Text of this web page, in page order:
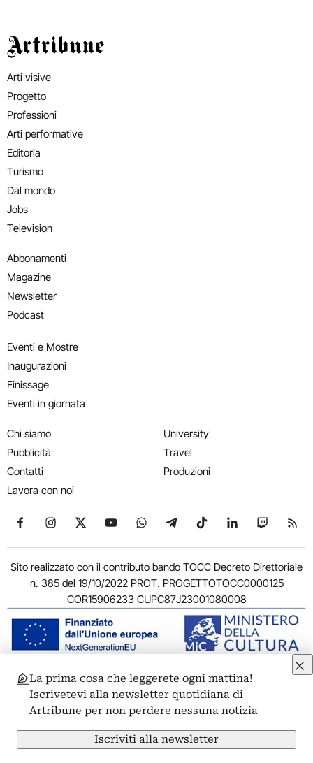
Artribune
Arti visive
Progetto
Professioni
Arti performative
Editoria
Turismo
Dal mondo
Jobs
Television
Abbonamenti
Magazine
Newsletter
Podcast
Eventi e Mostre
Inaugurazioni
Finissage
Eventi in giornata
Chi siamo
Pubblicità
Contatti
Lavora con noi
University
Travel
Produzioni
Seguici su Facebook
Seguici su Instagram
Seguici su X
Seguici su YouTube
Seguici su WhatsApp
Seguici su Telegram
Seguici su TikTok
Seguici su
Seguici
Sito realizzato con il contributo bando TOCC Decreto Direttoriale
n. 385 del 19/10/2022 PROT. PROGETTOTOCC0000125
COR15906233 CUPC87J23001080008
© 2011-2026 ARTRIBUNE srl – Corso Vittorio Emanuele II, 287 –
00186 Roma - P.I. 11381581005
Privacy: Responsabile della protezione dei dati personali
ARTRIBUNE srl – Corso Vittorio Emanuele II, 287 – 00186 Roma
Termini e condizioniPrivacy PolicyCookie PolicyCredits
La prima cosa che leggerete ogni mattina!
Iscrivetevi alla newsletter quotidiana di
Artribune per non perdere nessuna notizia
Iscriviti alla newsletter